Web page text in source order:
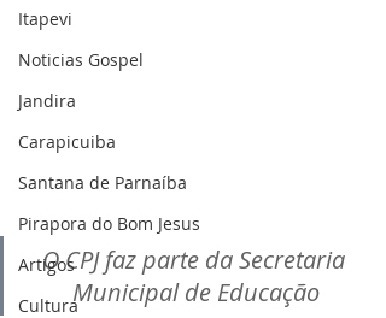
Itapevi
Noticias Gospel
Jandira
Carapicuiba
Santana de Parnaíba
Pirapora do Bom Jesus
Artigos
Cultura
O CPJ faz parte da Secretaria
Municipal de Educação